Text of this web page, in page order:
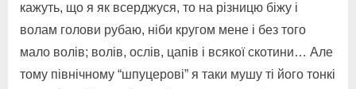
кажуть, що я як всерджуся, то на різницю біжу і
волам голови рубаю, ніби кругом мене і без того
мало волів; волів, ослів, цапів і всякої скотини… Але
тому північному “шпуцерові” я таки мушу ті його тонкі